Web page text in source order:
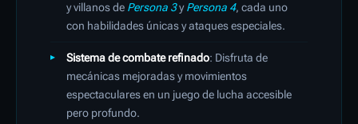
y villanos de Persona 3yPersona 4, cada uno
con habilidades únicas y ataques especiales.
Sistema de combate refinado: Disfruta de
mecánicas mejoradas y movimientos
espectaculares en un juego de lucha accesible
pero profundo.